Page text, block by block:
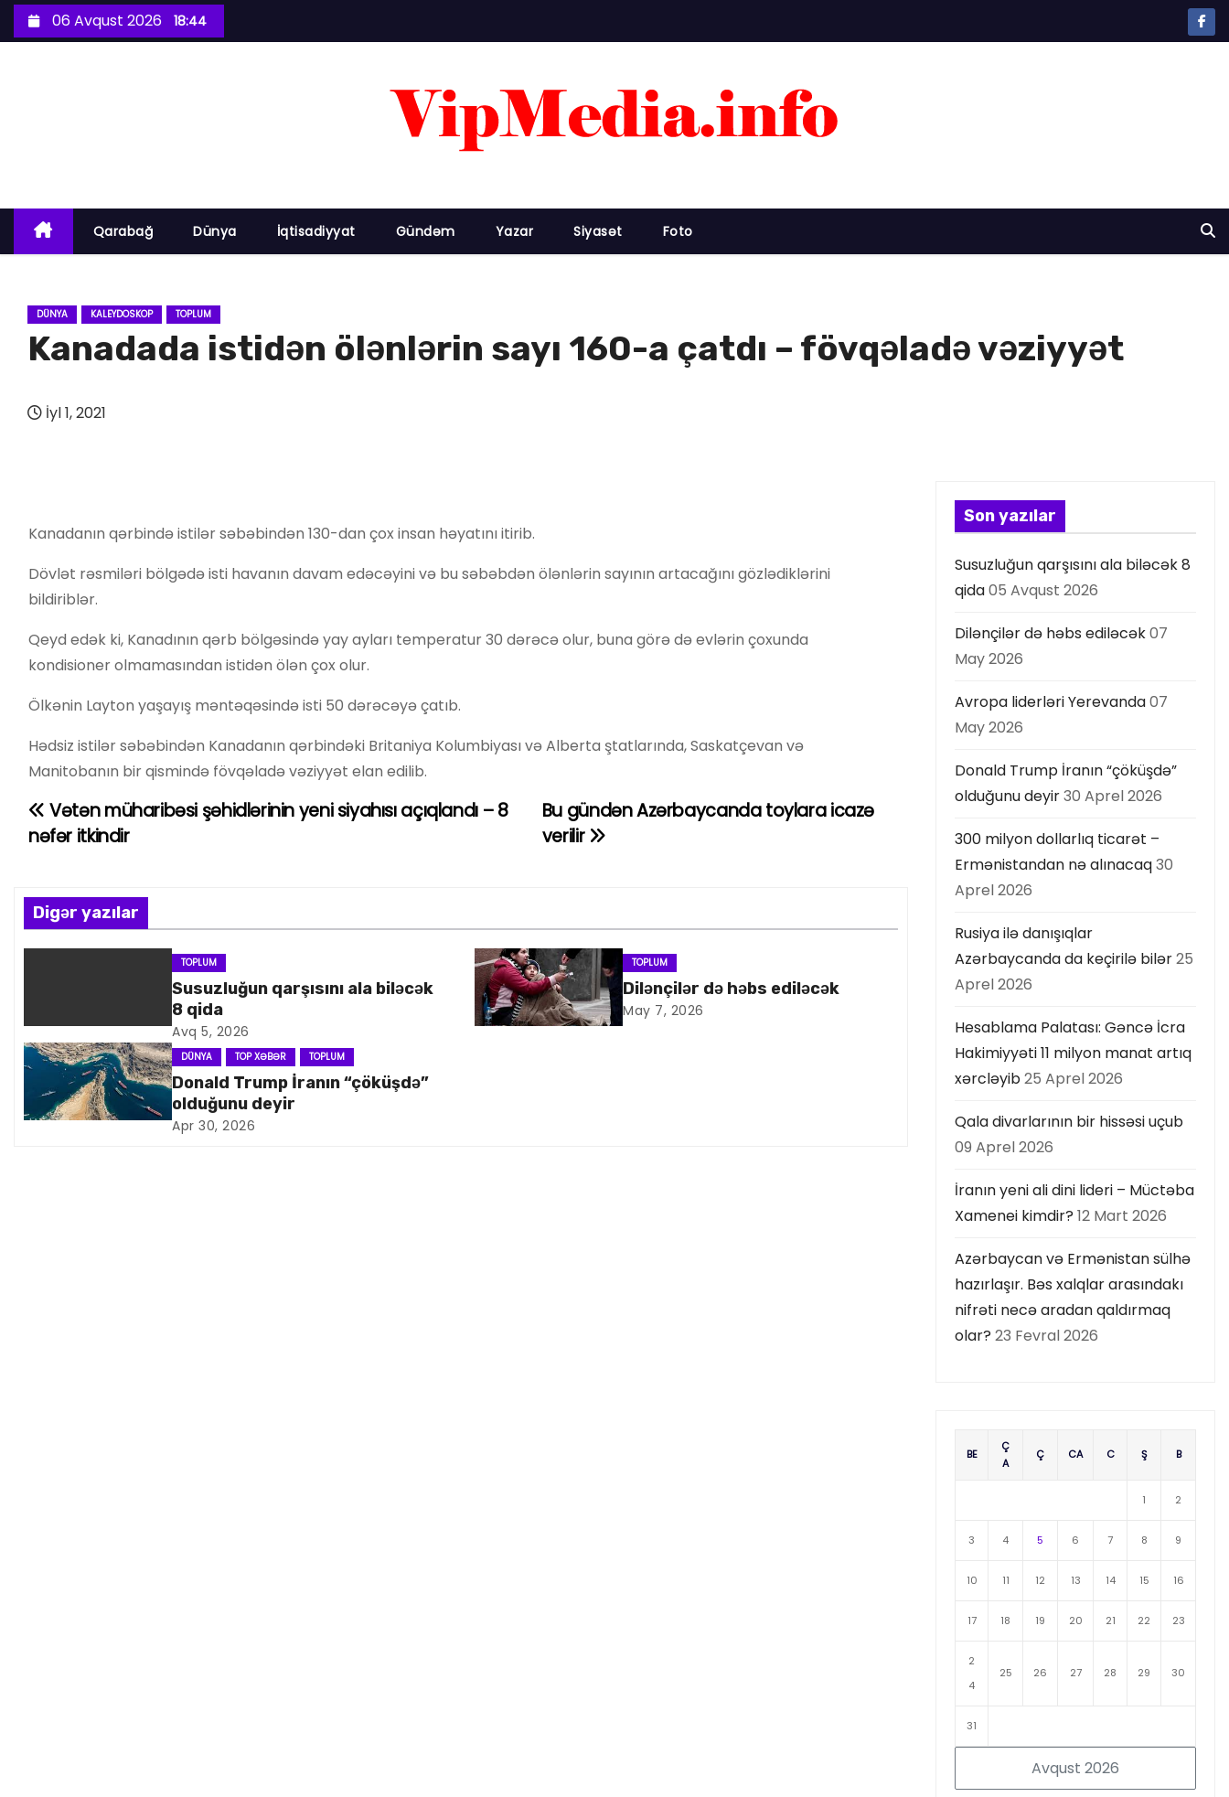
k
06 Avqust 2026 18:44
Qarabağ Dünya İqtisadiyyat Gündəm Yazar Siyasət Foto
DÜNYA KALEYDOSKOP TOPLUM
Kanadada istidən ölənlərin sayı 160-a çatdı – fövqəladə vəziyyət
İyl 1, 2021
Kanadanın qərbində istilər səbəbindən 130-dan çox insan həyatını itirib.
Dövlət rəsmiləri bölgədə isti havanın davam edəcəyini və bu səbəbdən ölənlərin sayının artacağını gözlədiklərini
bildiriblər.
Qeyd edək ki, Kanadının qərb bölgəsində yay ayları temperatur 30 dərəcə olur, buna görə də evlərin çoxunda
kondisioner olmamasından istidən ölən çox olur.
Ölkənin Layton yaşayış məntəqəsində isti 50 dərəcəyə çatıb.
Hədsiz istilər səbəbindən Kanadanın qərbindəki Britaniya Kolumbiyası və Alberta ştatlarında, Saskatçevan və
Manitobanın bir qismində fövqəladə vəziyyət elan edilib.
Y
z
ı
v
q
Bu gündən Azərbaycanda toylara icazə
verilir
Vətən müharibəsi şəhidlərinin yeni siyahısı açıqlandı – 8
nəfər itkindir
Digər yazılar
TOPLUM
Susuzluğun qarşısını ala biləcək
8 qida
Avq 5, 2026
TOPLUM
Dilənçilər də həbs ediləcək
May 7, 2026
DÜNYA TOP XƏBƏR TOPLUM
Donald Trump İranın “çöküşdə”
olduğunu deyir
Apr 30, 2026
Son yazılar
Susuzluğun qarşısını ala biləcək 8
qida05 Avqust 2026
Dilənçilər də həbs ediləcək07
May 2026
Avropa liderləri Yerevanda07
May 2026
Donald Trump İranın “çöküşdə”
olduğunu deyir30 Aprel 2026
300 milyon dollarlıq ticarət –
Ermənistandan nə alınacaq30
Aprel 2026
Rusiya ilə danışıqlar
Azərbaycanda da keçirilə bilər25
Aprel 2026
Hesablama Palatası: Gəncə İcra
Hakimiyyəti 11 milyon manat artıq
xərcləyib25 Aprel 2026
Qala divarlarının bir hissəsi uçub
09 Aprel 2026
İranın yeni ali dini lideri – Müctəba
Xamenei kimdir? 12 Mart 2026
Azərbaycan və Ermənistan sülhə
hazırlaşır. Bəs xalqlar arasındakı
nifrəti necə aradan qaldırmaq
olar? 23 Fevral 2026
Avqust 2026
BE
Ç
A
Ç CA C Ş B
1 2
3 4 5 6 7 8 9
10 11 12 13 14 15 16
17 18 19 20 21 22 23
2
4
25 26 27 28 29 30
31